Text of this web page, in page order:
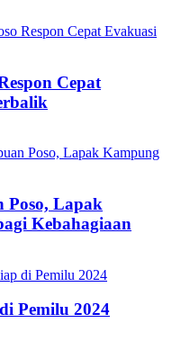
Cepat
Poso, Lapak
Kebahagiaan
Pemilu 2024